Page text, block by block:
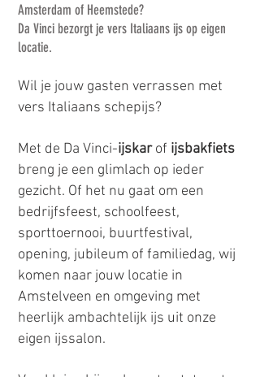
Amsterdam of Heemstede?
Da Vinci bezorgt je vers Italiaans ijs op eigen
locatie.
Wil je jouw gasten verrassen met
vers Italiaans schepijs?
Met de Da Vinci-ijskarof ijsbakfiets
breng je een glimlach op ieder
gezicht. Of het nu gaat om een
bedrijfsfeest, schoolfeest,
sporttoernooi, buurtfestival,
opening, jubileum of familiedag, wij
komen naar jouw locatie in
Amstelveen en omgeving met
heerlijk ambachtelijk ijs uit onze
eigen ijssalon.